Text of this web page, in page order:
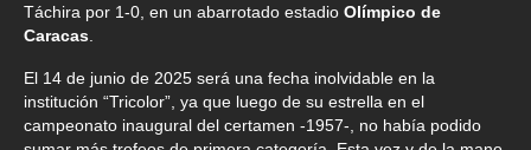
Táchira por 1-0, en un abarrotado estadio Olímpico de
Caracas
El 14 de junio de 2025 será una fecha inolvidable en la
institución “Tricolor”, ya que luego de su estrella en el
campeonato inaugural del certamen -1957-, no había podido